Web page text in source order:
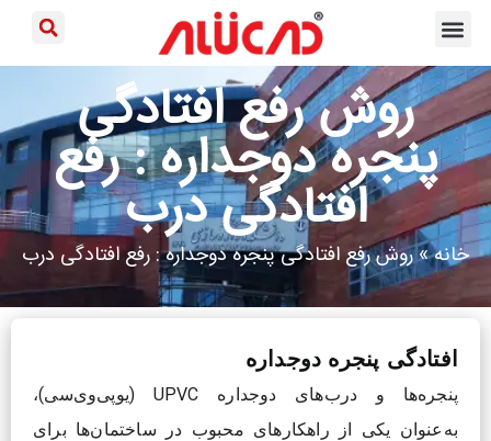
روش رفع افتادگی
پنجره دوجداره : رفع
افتادگی درب
خانه»روش رفع افتادگی پنجره دوجداره : رفع افتادگی درب
افتادگی پنجره دوجداره
پنجره‌ها و درب‌های دوجداره UPVC (یو‌پی‌وی‌سی)،
به‌عنوان یکی از راهکارهای محبوب در ساختمان‌ها برای